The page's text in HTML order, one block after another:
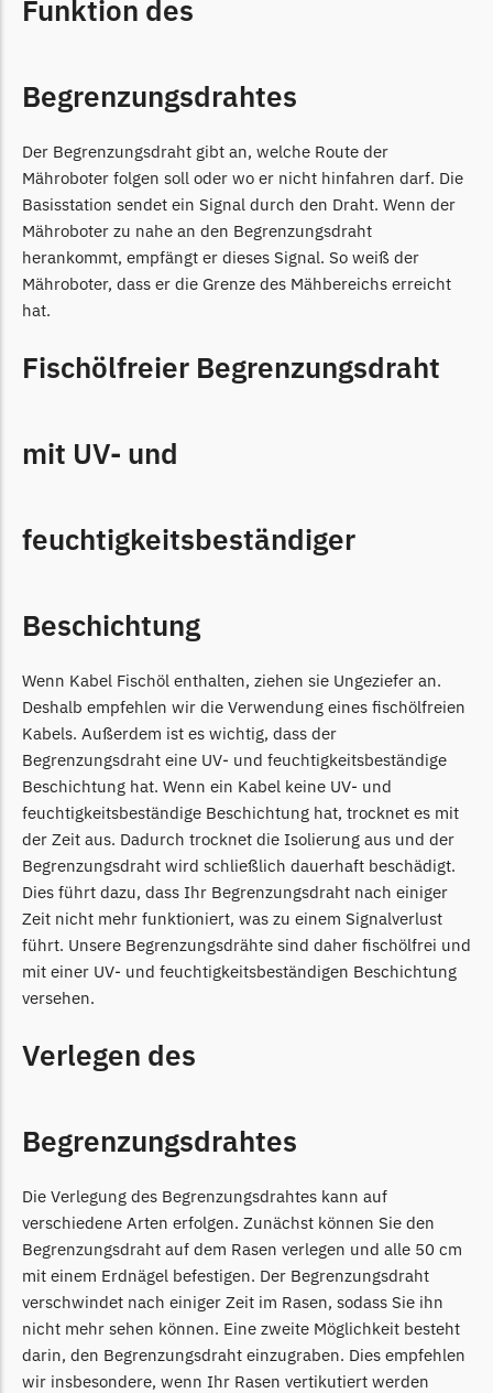
Begrenzungsdraht
NAC Messer
Orbex
Orbex Messer
Begrenzungsdraht
Philips
Philips Messer
Begrenzungsdraht
Powerworks Messer
Begrenzungsdraht
Robomow Messer
Scheppach
Begrenzungsdraht
Segway
Segway Navimow Messer
Sunseeker
Sunseeker Messer
Begrenzungsdraht
Texas Messer
Begrenzungsdraht
Wiper
Begrenzungsdraht
WOLF-Garten
Wolf-Garten Messer
Begrenzungsdraht
Funktion des
Begrenzungsdrahtes
Der Begrenzungsdraht gibt an, welche Route der
Mähroboter folgen soll oder wo er nicht hinfahren darf. Die
Basisstation sendet ein Signal durch den Draht. Wenn der
Mähroboter zu nahe an den Begrenzungsdraht
herankommt, empfängt er dieses Signal. So weiß der
Mähroboter, dass er die Grenze des Mähbereichs erreicht
hat.
Fischölfreier Begrenzungsdraht
mit UV- und
feuchtigkeitsbeständiger
Beschichtung
Wenn Kabel Fischöl enthalten, ziehen sie Ungeziefer an.
Deshalb empfehlen wir die Verwendung eines fischölfreien
Kabels. Außerdem ist es wichtig, dass der
Begrenzungsdraht eine UV- und feuchtigkeitsbeständige
Beschichtung hat. Wenn ein Kabel keine UV- und
feuchtigkeitsbeständige Beschichtung hat, trocknet es mit
der Zeit aus. Dadurch trocknet die Isolierung aus und der
Begrenzungsdraht wird schließlich dauerhaft beschädigt.
Dies führt dazu, dass Ihr Begrenzungsdraht nach einiger
Zeit nicht mehr funktioniert, was zu einem Signalverlust
führt. Unsere Begrenzungsdrähte sind daher fischölfrei und
mit einer UV- und feuchtigkeitsbeständigen Beschichtung
versehen.
Verlegen des
Begrenzungsdrahtes
Die Verlegung des Begrenzungsdrahtes kann auf
verschiedene Arten erfolgen. Zunächst können Sie den
Begrenzungsdraht auf dem Rasen verlegen und alle 50 cm
mit einem Erdnägel befestigen. Der Begrenzungsdraht
verschwindet nach einiger Zeit im Rasen, sodass Sie ihn
nicht mehr sehen können. Eine zweite Möglichkeit besteht
darin, den Begrenzungsdraht einzugraben. Dies empfehlen
wir insbesondere, wenn Ihr Rasen vertikutiert werden